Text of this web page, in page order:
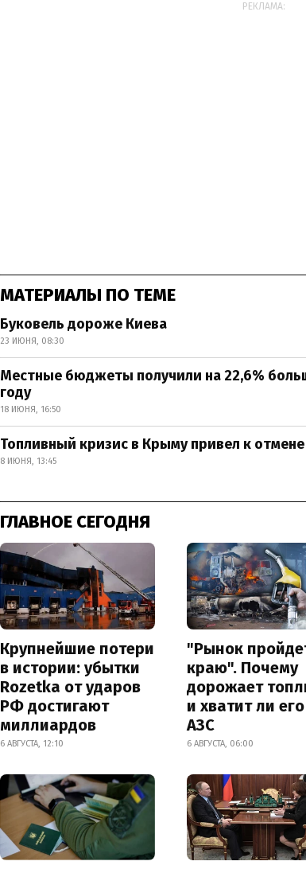
РЕКЛАМА:
МАТЕРИАЛЫ ПО ТЕМЕ
Буковель дороже Киева
23 ИЮНЯ, 08:30
Местные бюджеты получили на 22,6%
году
18 ИЮНЯ, 16:50
Топливный кризис в Крыму привел к
8 ИЮНЯ, 13:45
ГЛАВНОЕ СЕГОДНЯ
Крупнейшие потери
в истории: убытки
Rozetka от ударов
РФ достигают
миллиардов
6 АВГУСТА, 12:10
"Рынок
краю". Почему
дорожает
и хватит ли
АЗС
6 АВГУСТА, 06:00